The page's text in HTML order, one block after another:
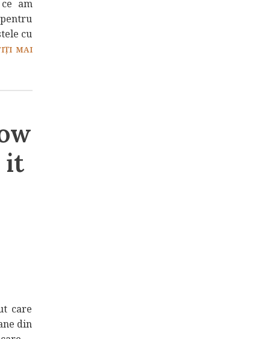
am
cu
MAI
it
care
din